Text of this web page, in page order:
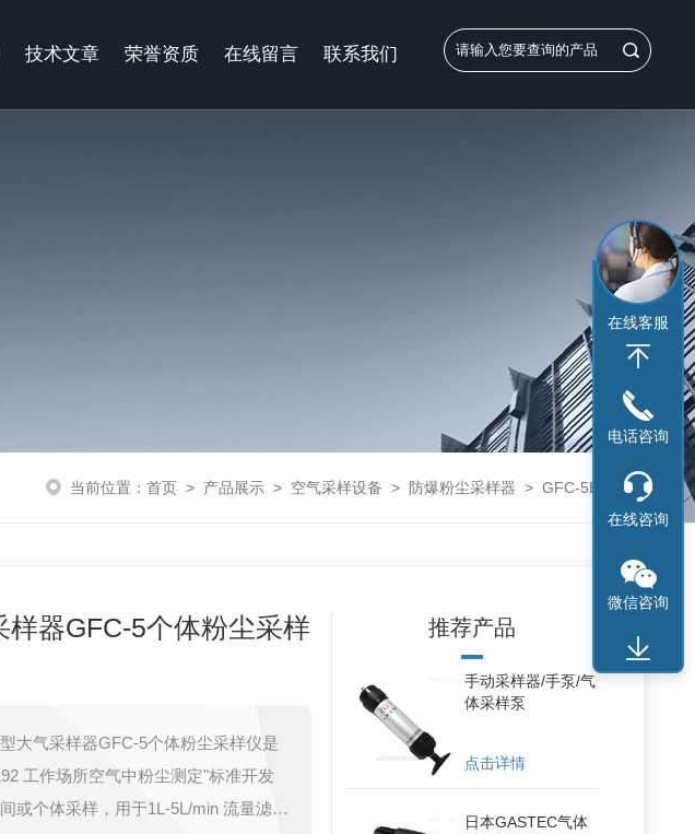
技术文章 荣誉资质 在线留言 联系我们
当前位置： 首页 > 产品展示 > 空气采样设备 > 防爆粉尘采样器 > GFC-5B防爆型大气采样器GFC-5个体粉尘采样仪
样器GFC-5个体粉尘采样
大气采样器GFC-5个体粉尘采样仪是
工作场所空气中粉尘测定"标准开发
或个体采样，用于1L-5L/min 流量滤膜
推荐产品
手动采样器/手泵/气
体采样泵
点击详情
日本GASTEC气体
在线客服
电话咨询
在线咨询
微信咨询